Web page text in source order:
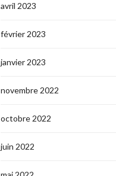
avril 2023
février 2023
janvier 2023
novembre 2022
octobre 2022
juin 2022